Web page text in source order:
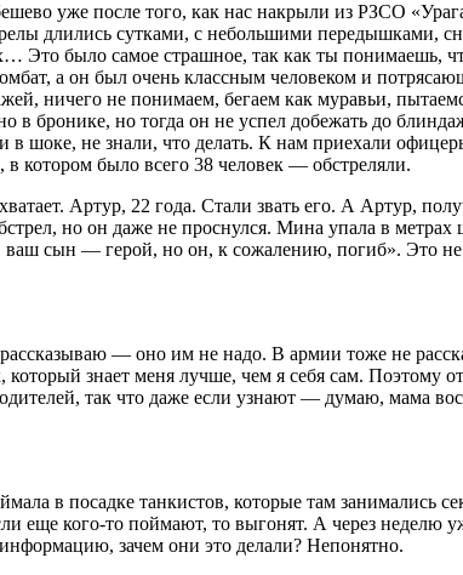
уже после того, как нас накрыли из РЗСО
длились сутками, с небольшими передышками,
Это было самое страшное, так как ты понимаешь,
а он был очень классным человеком и
ничего не понимаем, бегаем как муравьи,
бронике, но тогда он не успел добежать до
не знали, что делать. К нам приехали офицеры
в котором было всего 38 человек — обстреляли.
Артур, 22 года. Стали звать его. А Артур,
но он даже не проснулся. Мина упала в
ваш сын — герой, но он, к сожалению, погиб». Это
— оно им не надо. В армии тоже не
знает меня лучше, чем я себя сам. Поэтому
так что даже если узнают — думаю, мама
в посадке танкистов, которые там занимались
еще кого-то поймают, то выгонят. А через
зачем они это делали? Непонятно.